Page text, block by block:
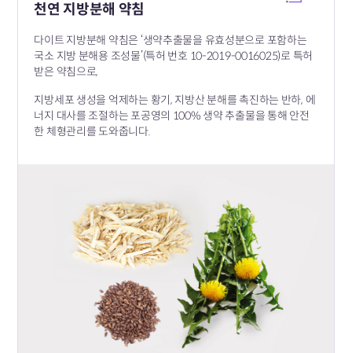
천연 지방분해 약침
다이트 지방분해 약침은 ‘생약추출물을 유효성분으로 포함하는
국소 지방​분해용 조성물’(특허 번호 10-2019-0016025)로 특허
받은 약침으로,
지방세포 생성을 억제하는 황기, 지방산 분해를촉진하는 반하, 에
너지 대사를 조절하는 포공영의 100% 생약 추출물을 통해​ 안전
한 체형관리를 도와줍니다.